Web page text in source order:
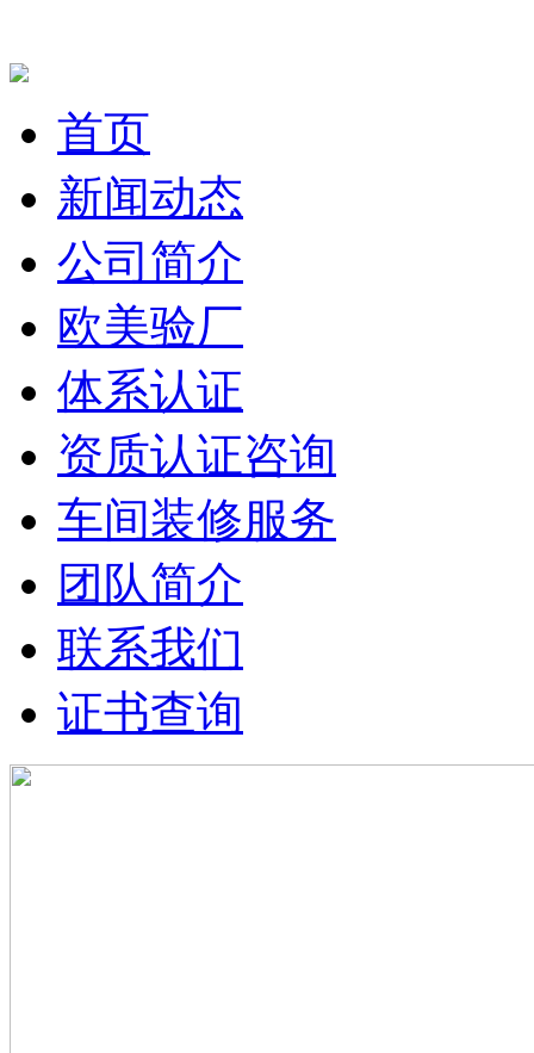
首页
新闻动态
公司简介
欧美验厂
体系认证
资质认证咨询
车间装修服务
团队简介
联系我们
证书查询